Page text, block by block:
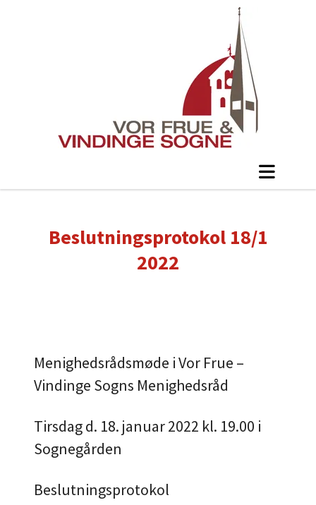
Beslutningsprotokol 18/1
2022
Menighedsrådsmøde i Vor Frue –
Vindinge Sogns Menighedsråd
Tirsdag d. 18. januar 2022 kl. 19.00 i
Sognegården
Beslutningsprotokol